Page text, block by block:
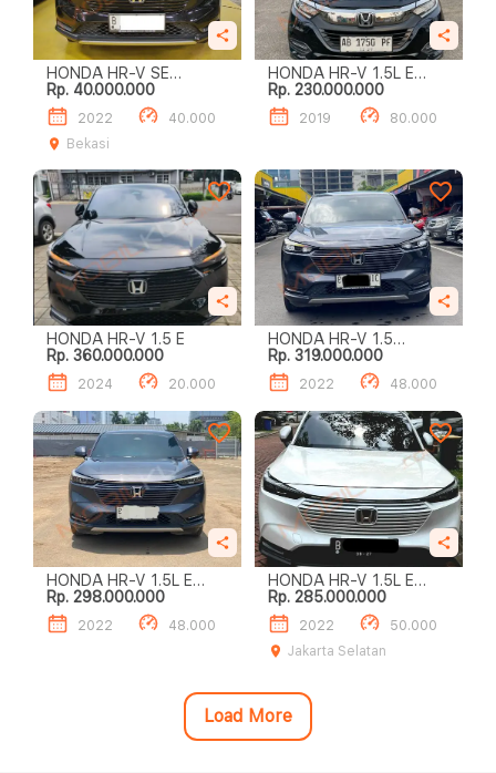
HONDA HR-V SE
SENSING PANORAMIC
SUNROOF
Rp. 40.000.000
2022
40.000
Bekasi
HONDA HR-V 1.5L E
SPECIAL EDITION
Rp. 230.000.000
2019 80.000
HONDA HR-V 1.5 E
Rp. 360.000.000
2024 20.000
HONDA HR-V 1.5
SPECIAL EDITION
Rp. 319.000.000
2022 48.000
HONDA HR-V 1.5L E
SPECIAL EDITION
Rp. 298.000.000
2022 48.000
HONDA HR-V 1.5L E
SPECIAL EDITION
Rp. 285.000.000
2022
50.000
Jakarta Selatan
Load More